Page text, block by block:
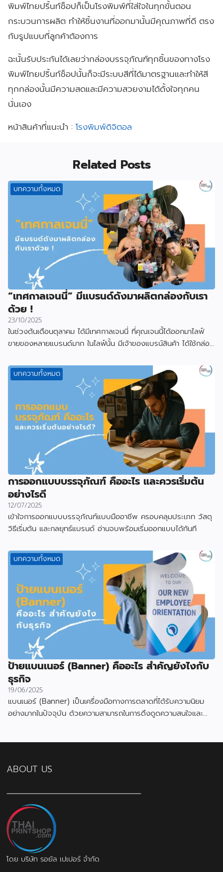
พิมพ์ไทยปริ้นท์ช็อปก็เป็นโรงพิมพ์ที่ใส่ใจในทุกขั้นตอน
กระบวนการผลิต ทำให้ชิ้นงานที่ออกมานั้นมีคุณภาพที่ดี ตรง
กับรูปแบบที่ลูกค้าต้องการ
ฉะนั้นรับประกันได้เลยว่ากล่องบรรจุภัณฑ์ทุกชิ้นของทางโรง
พิมพ์ไทยปริ้นท์ช็อปนั้นก็จะมีระบบสีที่ได้มาตรฐานและทำให้สี
ทุกกล่องนั้นมีความสดและมีความสวยงามได้ดั้งใจทุกคน
นั่นเอง
หน้าสินค้าที่แนะนำ : โรงพิมพ์ดิจิตอล
Related Posts
บทความทั้งหมด
“เทศกาลเจนนี่” มีแบรนด์ดังมาผลิตกล่องกับเรา
ด้วย !
23/10/2025
ในช่วงต้นเดือนตุลาคม ได้มีเทศกาลเจนนี่ ที่คุณเจนนี้ได้ออกมาไลฟ์
ขายของหลายแบรนด์มาก ในไลฟ์นั้น มีเจ้าของแบรน์สินค้า ได้ใช้กล่อง
บทความทั้งหมด
การออกแบบบรรจุภัณฑ์ คืออะไร และควรเริ่มต้น
อย่างไรดี
12/07/2025
เข้าใจการออกแบบบรรจุภัณฑ์แบบมืออาชีพ ครอบคลุมประเภท วัสดุ
วิธีเริ่มต้น และกลยุทธ์แบรนด์ อ่านจบพร้อมเริ่มออกแบบได้ทันที
บทความทั้งหมด
ป้ายแบนเนอร์ (Banner) คืออะไร สำคัญยังไงกับ
ธุรกิจ
19/06/2025
แบนเนอร์ (Banner) เป็นเครื่องมือทางการตลาดที่ได้รับความนิยม
อย่างมากในปัจจุบัน ด้วยความสามารถในการดึงดูดความสนใจและ
ABOUT US
โดย บริษัท รอยัล เปเปอร์ จำกัด